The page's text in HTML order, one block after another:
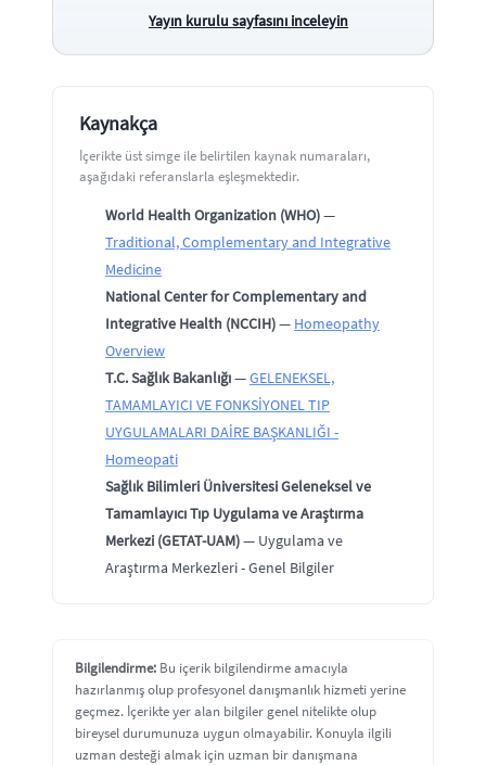
Yayın kurulu sayfasını inceleyin
Kaynakça
İçerikte üst simge ile belirtilen kaynak numaraları,
aşağıdaki referanslarla eşleşmektedir.
World Health Organization (WHO)—
Traditional, Complementary and Integrative
Medicine
National Center for Complementary and
Integrative Health (NCCIH)— Homeopathy
Overview
T.C. Sağlık Bakanlığı—GELENEKSEL,
TAMAMLAYICI VE FONKSİYONEL TIP
UYGULAMALARI DAİRE BAŞKANLIĞI -
Homeopati
Sağlık Bilimleri Üniversitesi Geleneksel ve
Tamamlayıcı Tıp Uygulama ve Araştırma
Merkezi (GETAT-UAM)— Uygulama ve
Araştırma Merkezleri - Genel Bilgiler
Bilgilendirme: Bu içerik bilgilendirme amacıyla
hazırlanmış olup profesyonel danışmanlık hizmeti yerine
geçmez. İçerikte yer alan bilgiler genel nitelikte olup
bireysel durumunuza uygun olmayabilir. Konuyla ilgili
uzman desteği almak için uzman bir danışmana